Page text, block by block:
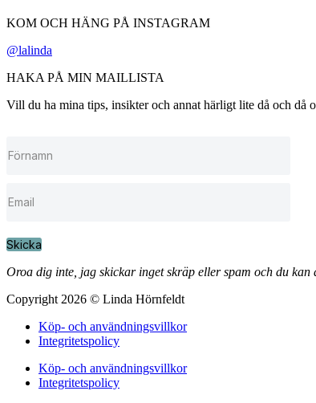
KOM OCH HÄNG PÅ INSTAGRAM
@lalinda
HAKA PÅ MIN MAILLISTA
Vill du ha mina tips, insikter och annat härligt lite då och då
Skicka
Oroa dig inte, jag skickar inget skräp eller spam och du
Copyright 2026 © Linda Hörnfeldt
Köp- och användningsvillkor
Integritetspolicy
Köp- och användningsvillkor
Integritetspolicy